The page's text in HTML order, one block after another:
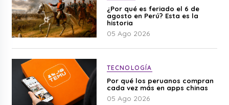
¿Por qué es feriado el 6 de
agosto en Perú? Esta es la
historia
05 Ago 2026
TECNOLOGÍA
Por qué los peruanos compran
cada vez más en apps chinas
05 Ago 2026